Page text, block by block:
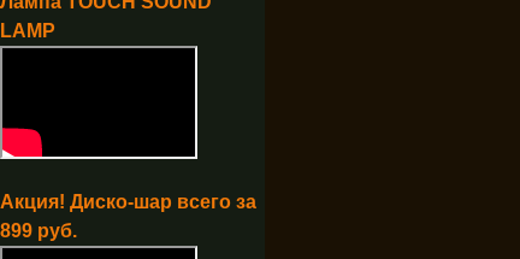
LAMP
Акция! Диско-шар всего за
899 руб.